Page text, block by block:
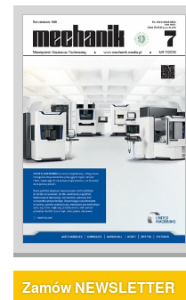
Zamów NEWSLETTER